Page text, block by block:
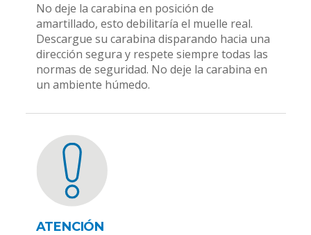
No deje la carabina en posición de
amartillado, esto debilitaría el muelle real.
Descargue su carabina disparando hacia una
dirección segura y respete siempre todas las
normas de seguridad. No deje la carabina en
un ambiente húmedo.
ATENCIÓN